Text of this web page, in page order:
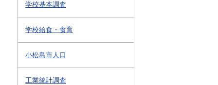
学校基本調査
学校給食・食育
小松島市人口
工業統計調査